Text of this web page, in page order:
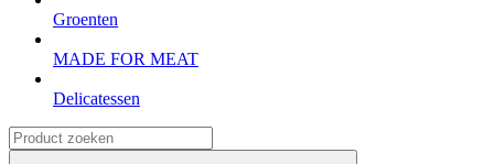
Groenten
MADE FOR MEAT
Delicatessen